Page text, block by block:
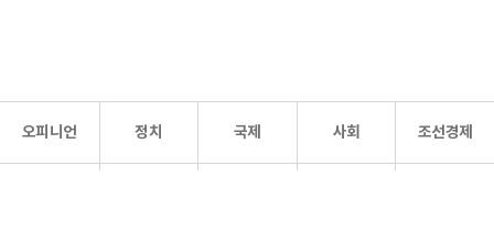
오피니언 정치 국제 사회 조선경제